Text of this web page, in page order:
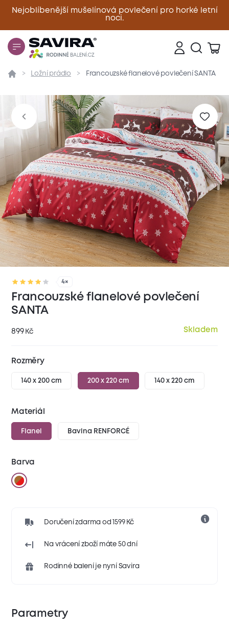
Nejoblíbenější mušelínová povlečení pro horké letní
noci.
Zavřít
Přehled Parametry Popis produktu Materiál
Ložní prádlo Francouzské flanelové povlečení SANTA
4×
Francouzské flanelové povlečení
SANTA
899 Kč Skladem
Rozměry
140 x 200 cm 200 x 220 cm 140 x 220 cm
Materiál
Flanel Bavlna RENFORCÉ
Barva
Doručení zdarma od 1599 Kč
Na vrácení zboží máte 50 dní
Rodinné balení je nyní Savira
Parametry